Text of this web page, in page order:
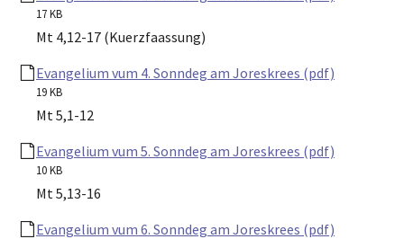
17 KB
Mt 4,12-17 (Kuerzfaassung)
Evangelium vum 4. Sonndeg am Joreskrees (pdf)
19 KB
Mt 5,1-12
Evangelium vum 5. Sonndeg am Joreskrees (pdf)
10 KB
Mt 5,13-16
Evangelium vum 6. Sonndeg am Joreskrees (pdf)